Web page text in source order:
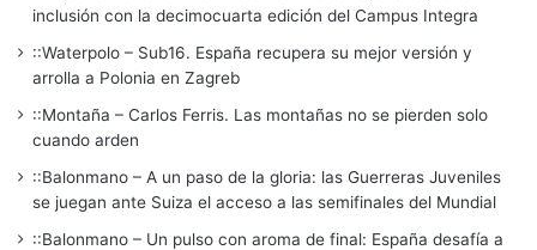
inclusión con la decimocuarta edición del Campus Integra
::Waterpolo – Sub16. España recupera su mejor versión y
arrolla a Polonia en Zagreb
::Montaña – Carlos Ferris. Las montañas no se pierden solo
cuando arden
::Balonmano – A un paso de la gloria: las Guerreras Juveniles
se juegan ante Suiza el acceso a las semifinales del Mundial
::Balonmano – Un pulso con aroma de final: España desafía a